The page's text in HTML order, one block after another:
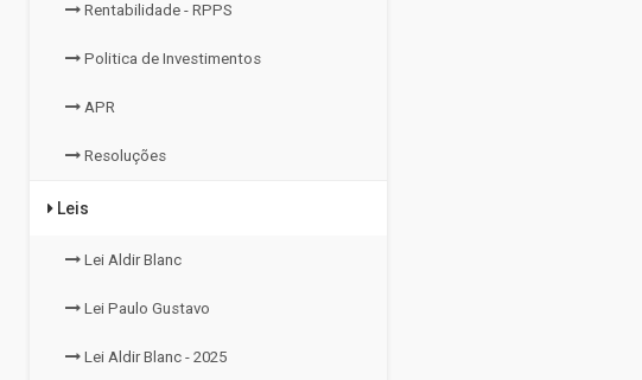
Rentabilidade - RPPS
Politica de Investimentos
APR
Resoluções
Leis
Lei Aldir Blanc
Lei Paulo Gustavo
Lei Aldir Blanc - 2025